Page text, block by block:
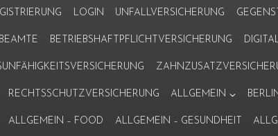
LOGIN UNFALLVERSICHERUNG
BETRIEBSHAFTPFLICHTVERSICHERUNG
RECHTSSCHUTZVERSICHERUNG ALLGEMEIN
ALLGEMEIN – FOOD ALLGEMEIN – GESUNDHEIT